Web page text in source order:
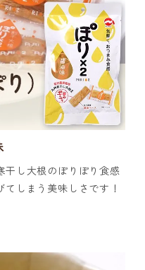
し大根のぽりぽり食感
しまう美味しさです！